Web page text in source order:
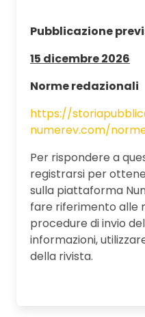
Pubblicazione
15 dicembre 2026
Norme redazionali
https://
numerev.com/
Per rispondere a
registrarsi per
sulla piattaforma
fare riferimento alle
procedure di invio
informazioni,
della rivista.